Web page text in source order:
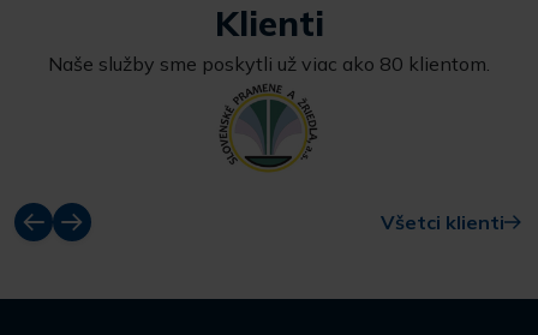
Klienti
Naše služby sme poskytli už viac ako 80 klientom.
Všetci klienti